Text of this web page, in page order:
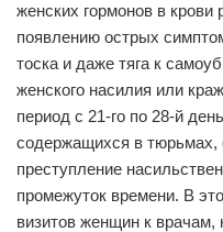
женских гормонов в крови
появлению острых
тоска и даже тяга к
женского насилия или
период с 21-го по 28-й
содержащихся в тюрьмах,
преступление
промежуток времени. В
визитов женщин к врачам,